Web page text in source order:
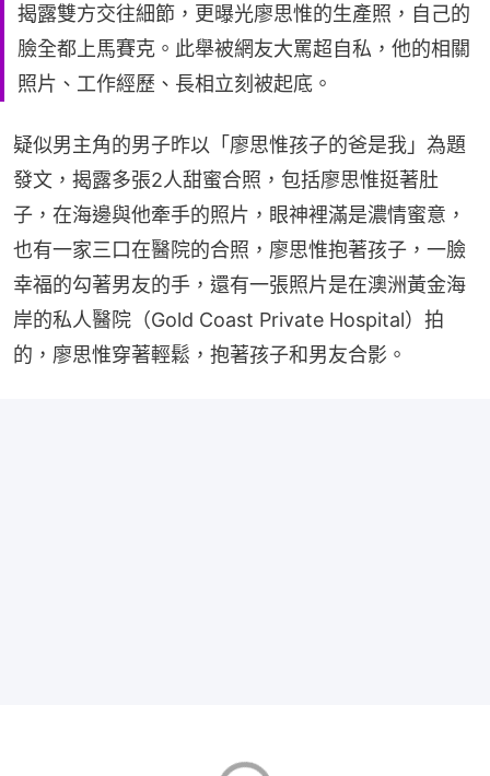
揭露雙方交往細節，更曝光廖思惟的生產照，自己的
臉全都上馬賽克。此舉被網友大罵超自私，他的相關
照片、工作經歷、長相立刻被起底。
疑似男主角的男子昨以「廖思惟孩子的爸是我」為題
發文，揭露多張2人甜蜜合照，包括廖思惟挺著肚
子，在海邊與他牽手的照片，眼神裡滿是濃情蜜意，
也有一家三口在醫院的合照，廖思惟抱著孩子，一臉
幸福的勾著男友的手，還有一張照片是在澳洲黃金海
岸的私人醫院（Gold Coast Private Hospital）拍
的，廖思惟穿著輕鬆，抱著孩子和男友合影。